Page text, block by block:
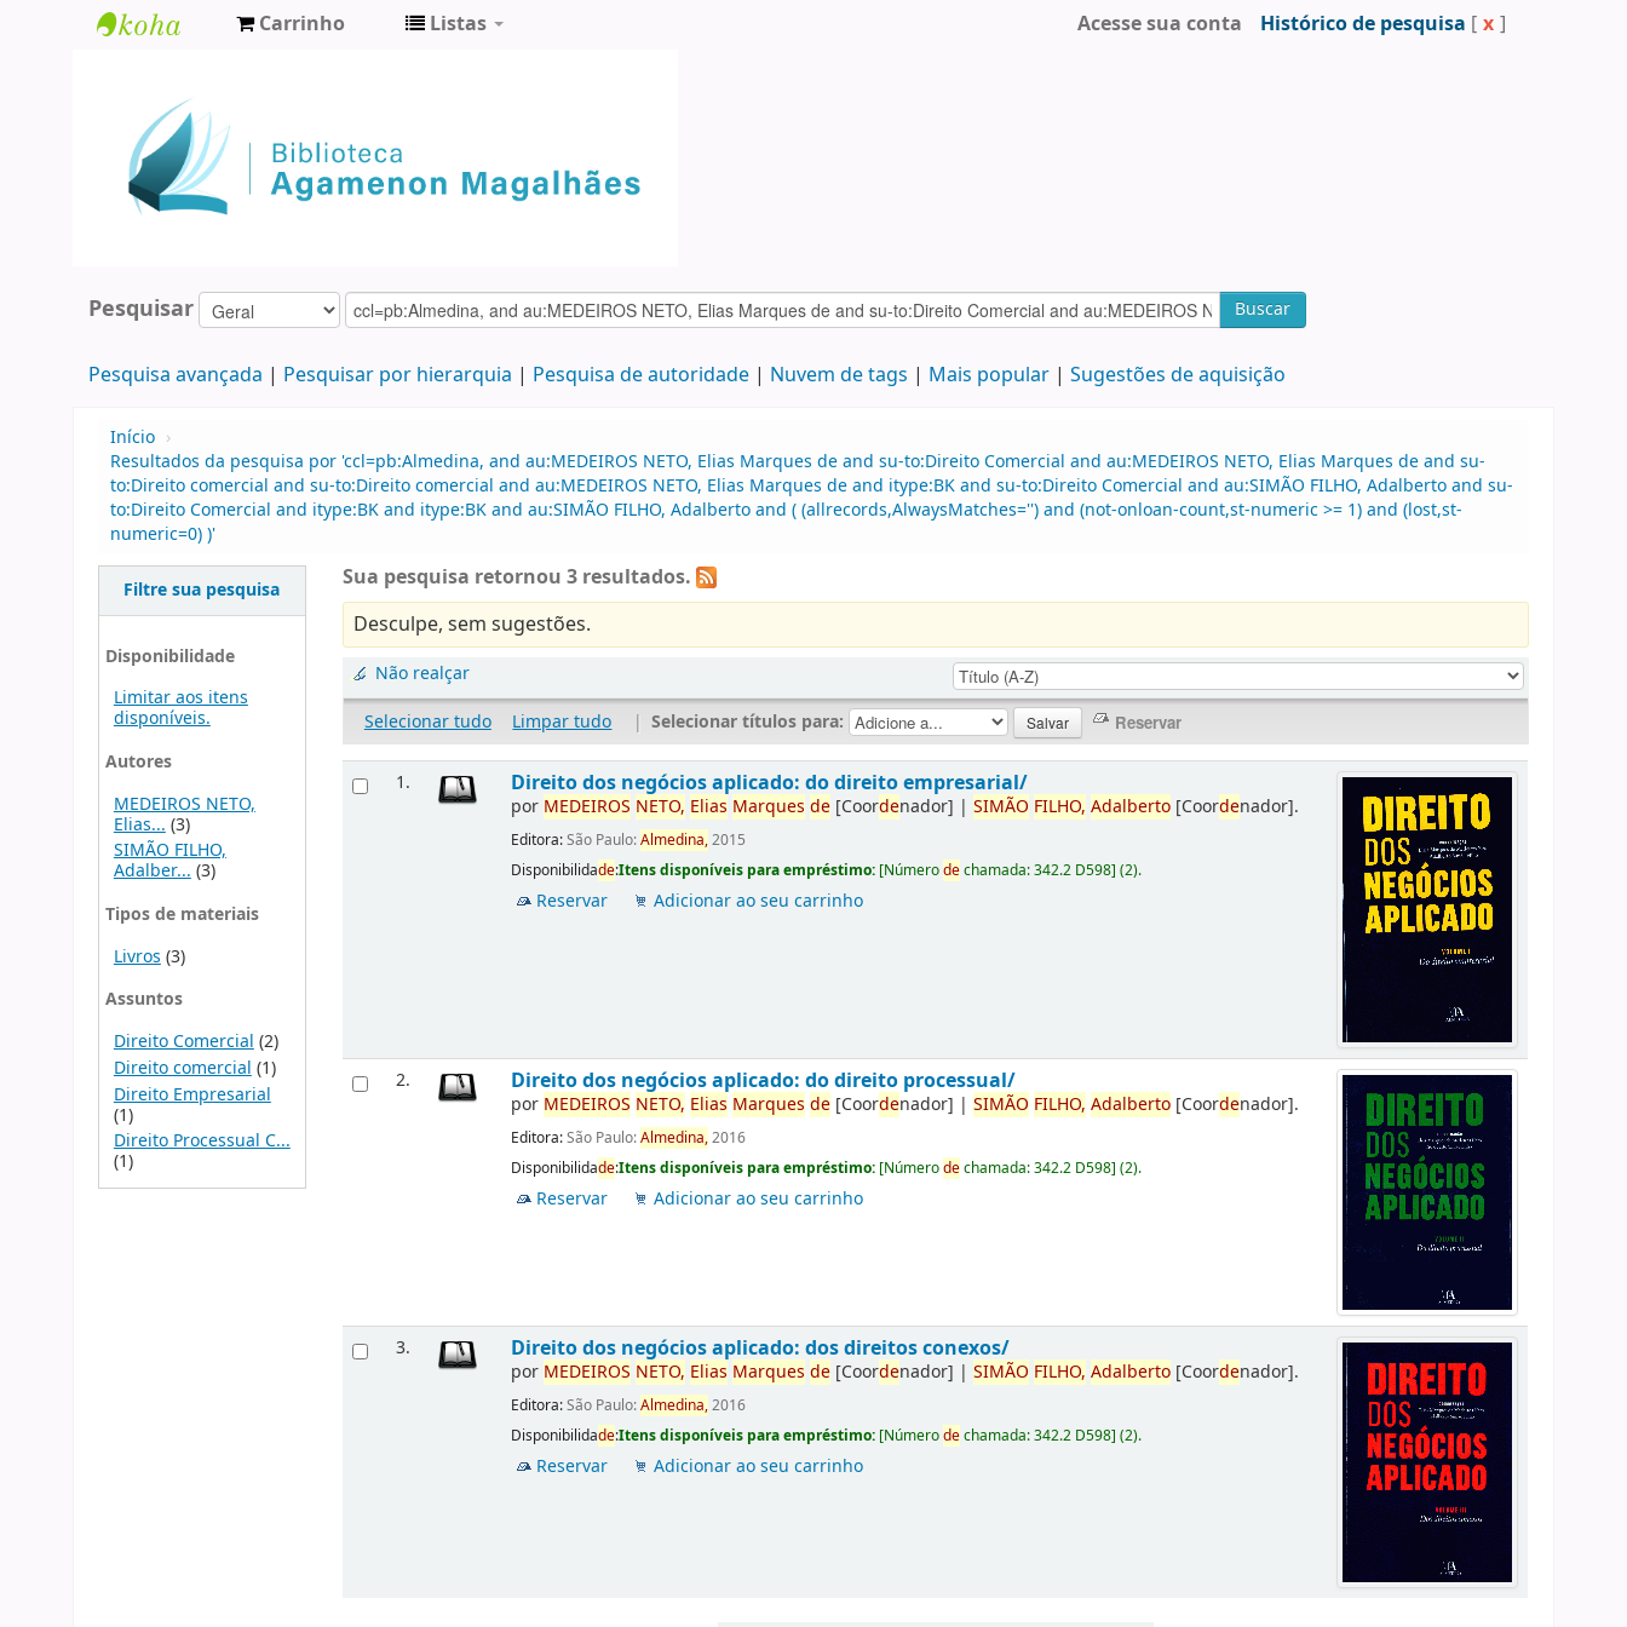
Agamenon
Magalhães
Carrinho Listas Acesse sua conta Histórico de pesquisa [ x ]
Pesquisar Buscar
Pesquisa avançada Pesquisar por hierarquia Pesquisa de autoridade Nuvem de tags Mais popular Sugestões de aquisição
Início ›
Resultados da pesquisa por 'ccl=pb:Almedina, and au:MEDEIROS NETO, Elias Marques de and su-to:Direito Comercial and au:MEDEIROS NETO, Elias Marques de and su-
to:Direito comercial and su-to:Direito comercial and au:MEDEIROS NETO, Elias Marques de and itype:BK and su-to:Direito Comercial and au:SIMÃO FILHO, Adalberto and su-
to:Direito Comercial and itype:BK and itype:BK and au:SIMÃO FILHO, Adalberto and ( (allrecords,AlwaysMatches='') and (not-onloan-count,st-numeric >= 1) and (lost,st-
numeric=0) )'
Filtre sua pesquisa
Disponibilidade
Limitar aos itens
disponíveis.
Autores
MEDEIROS NETO,
Elias... (3)
SIMÃO FILHO,
Adalber...(3)
Tipos de materiais
Livros (3)
Assuntos
Direito Comercial (2)
Direito comercial (1)
Direito Empresarial
(1)
Direito Processual C...
(1)
Sua pesquisa retornou 3 resultados.
Desculpe, sem sugestões.
Não realçar
Selecionar tudo
Limpar tudo | Selecionar títulos para:
1. Direito dos negócios aplicado: do direito empresarial/
por MEDEIROS NETO, Elias Marques de [Coordenador] |SIMÃO FILHO, Adalberto [Coordenador].
Editora:São Paulo:Almedina,2015
Disponibilidade:Itens disponíveis para empréstimo: [Númerodechamada:342.2 D598](2).
Reservar Adicionar ao seu carrinho
2. Direito dos negócios aplicado: do direito processual/
por MEDEIROS NETO, Elias Marques de [Coordenador] |SIMÃO FILHO, Adalberto [Coordenador].
Editora:São Paulo:Almedina,2016
Disponibilidade:Itens disponíveis para empréstimo: [Númerodechamada:342.2 D598](2).
Reservar Adicionar ao seu carrinho
3. Direito dos negócios aplicado: dos direitos conexos/
por MEDEIROS NETO, Elias Marques de [Coordenador] |SIMÃO FILHO, Adalberto [Coordenador].
Editora:São Paulo:Almedina,2016
Disponibilidade:Itens disponíveis para empréstimo: [Númerodechamada:342.2 D598](2).
Reservar Adicionar ao seu carrinho